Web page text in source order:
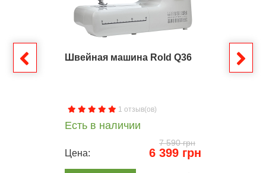
Швейная машина Rold Q36
1 отзыв(ов)
Есть в наличии
7 590 грн
Цена: 6 399 грн